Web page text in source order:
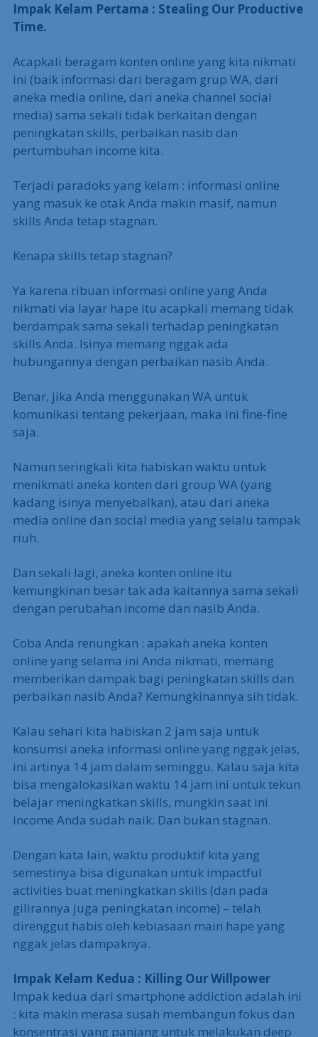
Impak Kelam Pertama : Stealing Our Productive
Time.
Acapkali beragam konten online yang kita nikmati
ini (baik informasi dari beragam grup WA, dari
aneka media online, dari aneka channel social
media) sama sekali tidak berkaitan dengan
peningkatan skills, perbaikan nasib dan
pertumbuhan income kita.
Terjadi paradoks yang kelam : informasi online
yang masuk ke otak Anda makin masif, namun
skills Anda tetap stagnan.
Kenapa skills tetap stagnan?
Ya karena ribuan informasi online yang Anda
nikmati via layar hape itu acapkali memang tidak
berdampak sama sekali terhadap peningkatan
skills Anda. Isinya memang nggak ada
hubungannya dengan perbaikan nasib Anda.
Benar, jika Anda menggunakan WA untuk
komunikasi tentang pekerjaan, maka ini fine-fine
saja.
Namun seringkali kita habiskan waktu untuk
menikmati aneka konten dari group WA (yang
kadang isinya menyebalkan), atau dari aneka
media online dan social media yang selalu tampak
riuh.
Dan sekali lagi, aneka konten online itu
kemungkinan besar tak ada kaitannya sama sekali
dengan perubahan income dan nasib Anda.
Coba Anda renungkan : apakah aneka konten
online yang selama ini Anda nikmati, memang
memberikan dampak bagi peningkatan skills dan
perbaikan nasib Anda? Kemungkinannya sih tidak.
Kalau sehari kita habiskan 2 jam saja untuk
konsumsi aneka informasi online yang nggak jelas,
ini artinya 14 jam dalam seminggu. Kalau saja kita
bisa mengalokasikan waktu 14 jam ini untuk tekun
belajar meningkatkan skills, mungkin saat ini
income Anda sudah naik. Dan bukan stagnan.
Dengan kata lain, waktu produktif kita yang
semestinya bisa digunakan untuk impactful
activities buat meningkatkan skills (dan pada
gilirannya juga peningkatan income) – telah
direnggut habis oleh kebiasaan main hape yang
nggak jelas dampaknya.
Impak Kelam Kedua : Killing Our Willpower
Impak kedua dari smartphone addiction adalah ini
: kita makin merasa susah membangun fokus dan
konsentrasi yang panjang untuk melakukan deep